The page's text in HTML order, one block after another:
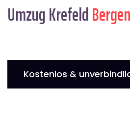
Umzug KrefeldBergen
Kostenlos &